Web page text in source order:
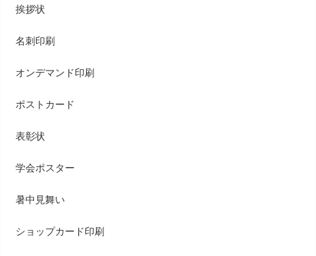
挨拶状
名刺印刷
オンデマンド印刷
ポストカード
表彰状
学会ポスター
暑中見舞い
ショップカード印刷